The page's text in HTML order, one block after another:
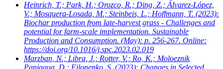
Heinrich, T.; Park, H.; Orozco, R.; Ding, Z.; Álvarez-López,
V.; Mosquera-Losada, M.; Steinbeis, L.; Hoffmann, T. (2023):
Biochar production from late-harvest grass - Challenges and
potential for farm-scale implementation. Sustainable
Production and Consumption. (May): p. 256-267. Online:
https://doi.org/10.1016/j.spc.2023.02.019
Marzban, N.; Libra, J.; Rotter, V.; Ro, K.; Moloeznik